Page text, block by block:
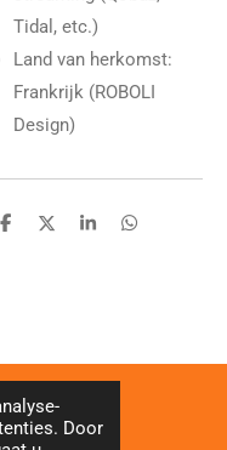
Door
Tidal, etc.)
Land van herkomst:
Frankrijk (ROBOLI
Design)
D
D
S
D